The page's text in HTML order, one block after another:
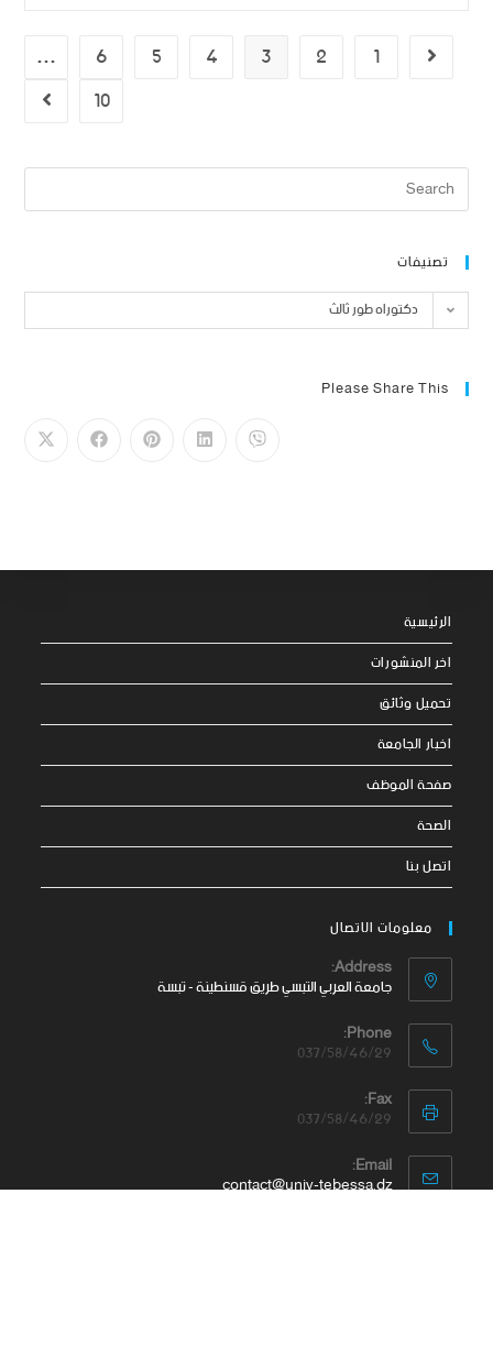
1
2
3
4
5
6
…
10
تصنيفات
دكتوراه طور ثالث
Please Share This
الرئيسية
اخر المنشورات
تحميل وثائق
اخبار الجامعة
صفحة الموظف
الصحة
اتصل بنا
معلومات الاتصال
Address:
جامعة العربي التبسي طريق قسنطينة - تبسة
Phone:
037/58/46/29
Fax:
037/58/46/29
Email:
contact@univ-tebessa.dz